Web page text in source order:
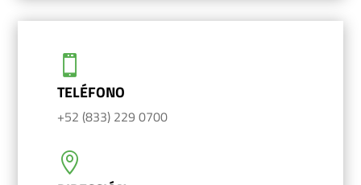

TELÉFONO
+52 (833) 229 0700
